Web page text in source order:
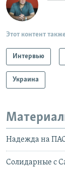
Этот контент
Интервью
Украина
Надежда на
Солидарные с